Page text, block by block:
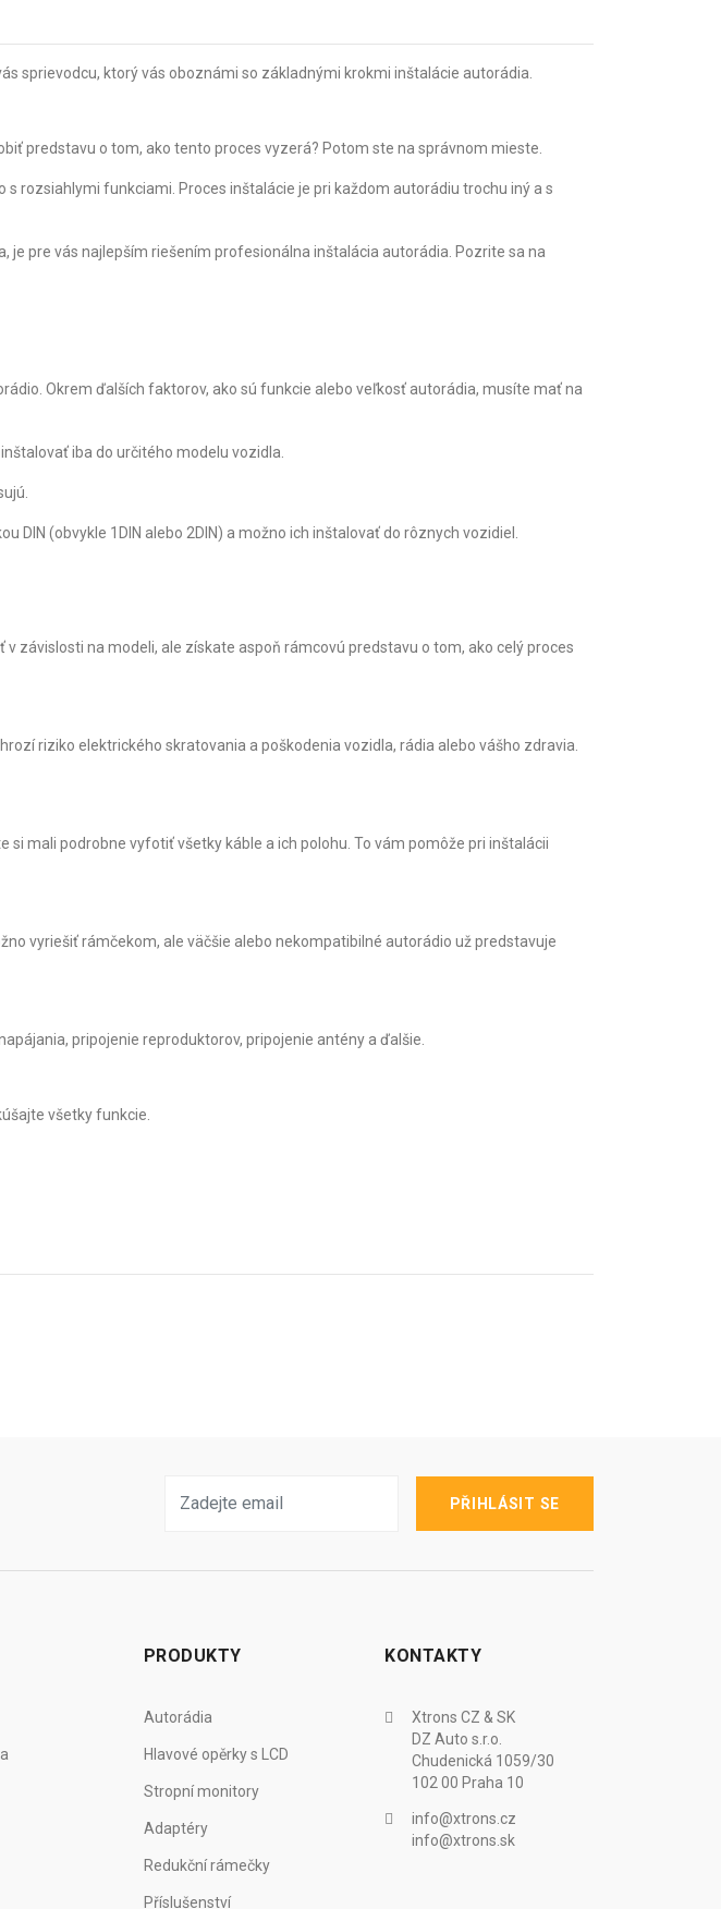
sprievodcu, ktorý vás oboznámi so základnými krokmi inštalácie autorádia.
predstavu o tom, ako tento proces vyzerá? Potom ste na správnom mieste.
rozsiahlymi funkciami. Proces inštalácie je pri každom autorádiu trochu iný a s
pre vás najlepším riešením profesionálna inštalácia autorádia. Pozrite sa na
Okrem ďalších faktorov, ako sú funkcie alebo veľkosť autorádia, musíte mať na
iba do určitého modelu vozidla.
(obvykle 1DIN alebo 2DIN) a možno ich inštalovať do rôznych vozidiel.
závislosti na modeli, ale získate aspoň rámcovú predstavu o tom, ako celý proces
riziko elektrického skratovania a poškodenia vozidla, rádia alebo vášho zdravia.
mali podrobne vyfotiť všetky káble a ich polohu. To vám pomôže pri inštalácii
vyriešiť rámčekom, ale väčšie alebo nekompatibilné autorádio už predstavuje
pripojenie reproduktorov, pripojenie antény a ďalšie.
všetky funkcie.
PŘIHLÁSIT SE
PRODUKTY
Autorádia
Hlavové opěrky s LCD
Stropní monitory
Adaptéry
Redukční rámečky
Příslušenství
KONTAKTY
Xtrons CZ & SK
DZ Auto s.r.o.
Chudenická 1059/30
102 00 Praha 10
info@xtrons.cz
info@xtrons.sk